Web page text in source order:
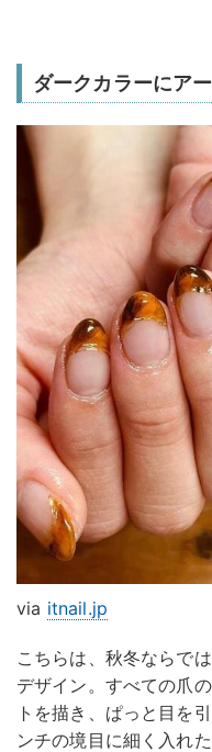
ダークカラーにア
via itnail.jp
こちらは、秋冬ならで
デザイン。すべての爪
トを描き、ぱっと目を
ンチの境目に細く入れ